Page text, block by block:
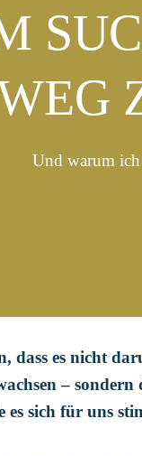
Und warum ich
dass es nicht
– sondern
es sich für uns